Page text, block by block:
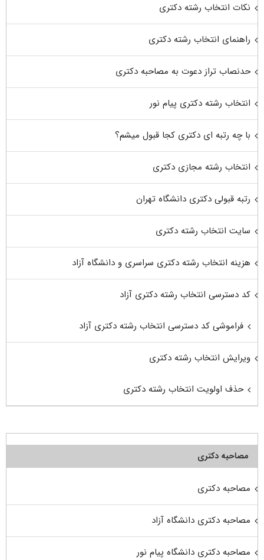
نکات انتخاب رشته دکتری
راهنمای انتخاب رشته دکتری
حدنصاب تراز دعوت به مصاحبه دکتری
انتخاب رشته دکتری پیام نور
با چه رتبه ای دکتری کجا قبول میشم؟
انتخاب رشته مجازی دکتری
رتبه قبولی دکتری دانشگاه تهران
سایت انتخاب رشته دکتری
هزینه انتخاب رشته دکتری سراسری و دانشگاه آزاد
کد دسترسی انتخاب رشته دکتری آزاد
فراموشی کد دسترسی انتخاب رشته دکتری آزاد
ویرایش انتخاب رشته دکتری
حذف اولویت انتخاب رشته دکتری
مصاحبه دکتری
مصاحبه دکتری
مصاحبه دکتری دانشگاه آزاد
مصاحبه دکتری دانشگاه پیام نور